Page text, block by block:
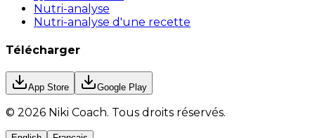
Nutri-analyse
Nutri-analyse d'une recette
Télécharger
App Store Google Play
© 2026 Niki Coach. Tous droits réservés.